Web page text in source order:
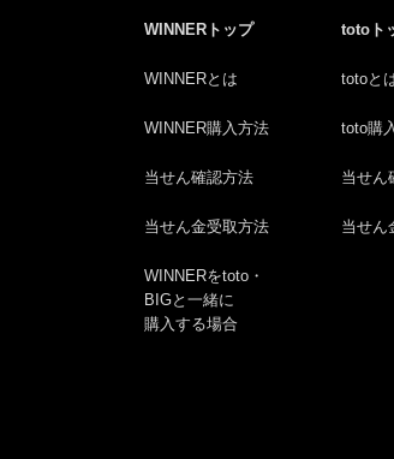
WINNERトップ
WINNERとは
WINNER購入方法
当せん確認方法
当せん金受取方法
WINNERをtoto・
BIGと一緒に
購入する場合
totoト
totoと
toto購
当せん
当せん